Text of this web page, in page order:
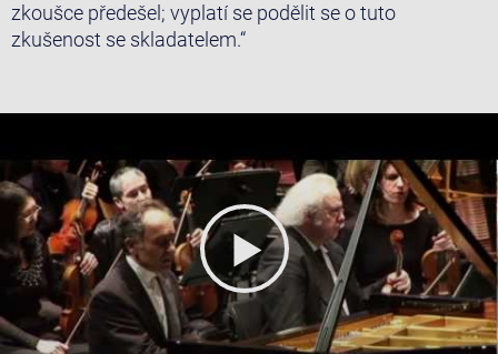
zkoušce předešel; vyplatí se podělit se o tuto
zkušenost se skladatelem.“